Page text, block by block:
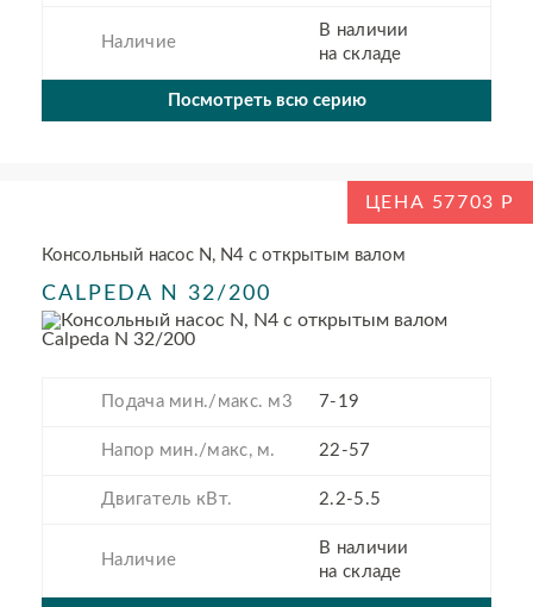
Наличие
В наличии
на складе
Посмотреть всю серию
ЦЕНА 57703
Консольный насос N, N4 с открытым валом
CALPEDA N 32/200
Подача мин./макс. м3 7-19
Напор мин./макс, м. 22-57
Двигатель кВт. 2.2-5.5
Наличие
В наличии
на складе